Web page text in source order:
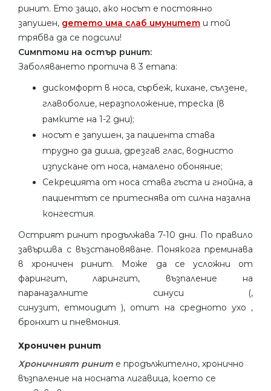
ринит. Ето защо, ако носът е постоянно
запушен, детето има слаб имунитет и той
трябва да се подсили!
Симптоми на остър ринит:
Заболяването протича в 3 етапа:
дискомфорт в носа, сърбеж, кихане, сълзене,
главоболие, неразположение, треска (в
рамките на 1-2 дни);
носът е запушен, за пациента става
трудно да диша, дрезгав глас, воднисто
изпускане от носа, намалено обоняние;
Секрецията от носа става гъста и гнойна, а
пациентът се притеснява от силна назална
конгестия.
Острият ринит продължава 7-10 дни. По правило
завършва с възстановяване. Понякога преминава
в хроничен ринит. Може да се усложни от
фарингит, ларингит, възпаление на
параназалните синуси (,
синузит, етмоидит ), отит на средното ухо ,
бронхит и пневмония.
Хроничен ринит
Хроничният ринит е продължително, хронично
възпаление на носната лигавица, което се